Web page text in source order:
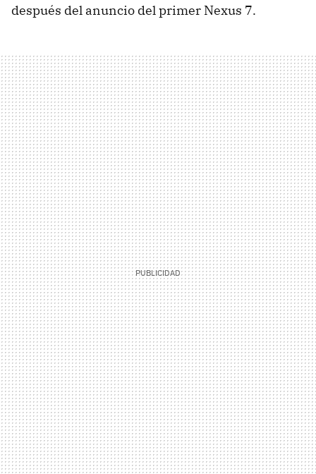
después del anuncio del primer Nexus 7.